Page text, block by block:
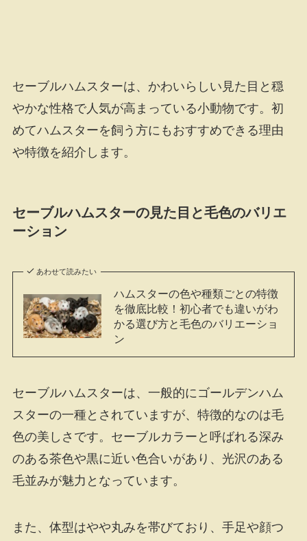
セーブルハムスターは、かわいらしい見た目と穏
やかな性格で人気が高まっている小動物です。初
めてハムスターを飼う方にもおすすめできる理由
や特徴を紹介します。
セーブルハムスターの見た目と毛色のバリエ
ーション
あわせて読みたい
ハムスターの色や種類ごとの特徴
を徹底比較！初心者でも違いがわ
かる選び方と毛色のバリエーショ
ン
セーブルハムスターは、一般的にゴールデンハム
スターの一種とされていますが、特徴的なのは毛
色の美しさです。セーブルカラーと呼ばれる深み
のある茶色や黒に近い色合いがあり、光沢のある
毛並みが魅力となっています。
また、体型はやや丸みを帯びており、手足や顔つ